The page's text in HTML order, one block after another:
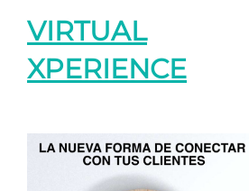
VIRTUAL
XPERIENCE